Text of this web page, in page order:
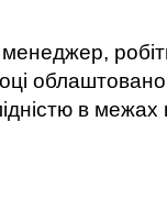
менеджер,
в межах